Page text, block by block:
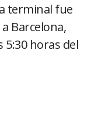
terminal fue
Barcelona,
5:30 horas del